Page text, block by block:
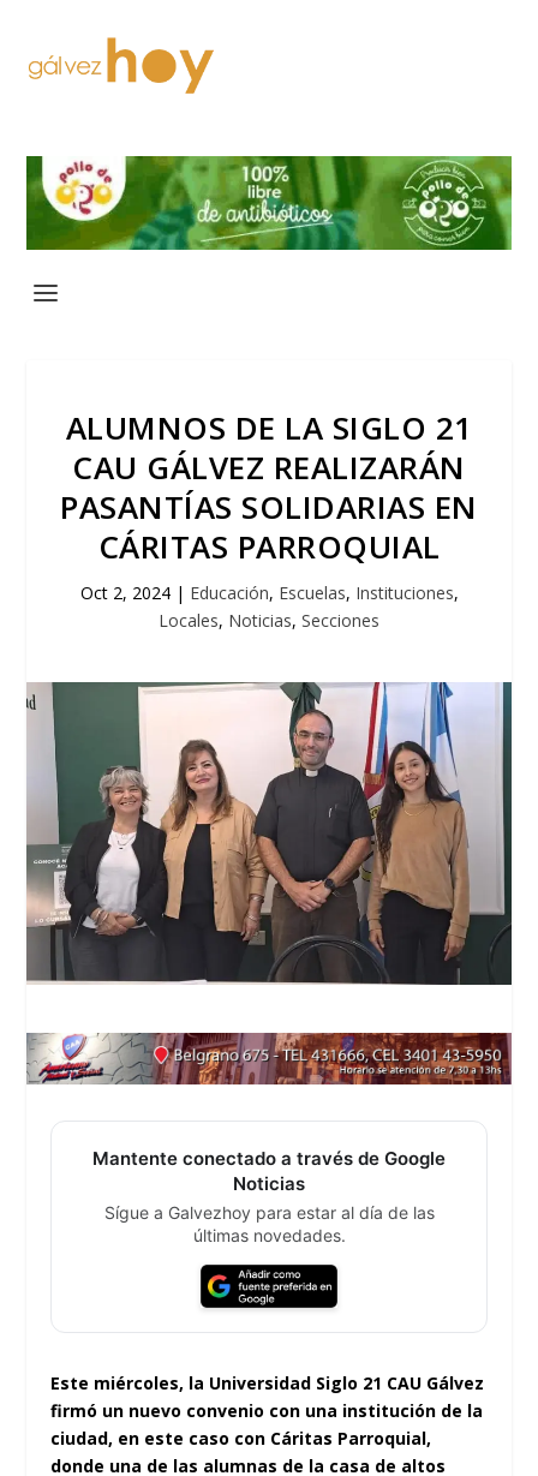
ALUMNOS DE LA SIGLO 21
CAU GÁLVEZ REALIZARÁN
PASANTÍAS SOLIDARIAS EN
CÁRITAS PARROQUIAL
Oct 2, 2024| Educación, Escuelas, Instituciones,
Locales, Noticias, Secciones
Mantente conectado a través de Google
Noticias
Sígue a Galvezhoy para estar al día de las
últimas novedades.
Este miércoles, la Universidad Siglo 21 CAU Gálvez
firmó un nuevo convenio con una institución de la
ciudad, en este caso con Cáritas Parroquial,
donde una de las alumnas de la casa de altos